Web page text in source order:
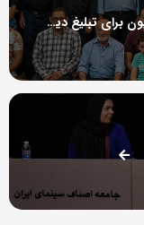
روایت تلاش خستگی ناپذیر روحانیون برای تبلیغ دین در «یکی از ما»